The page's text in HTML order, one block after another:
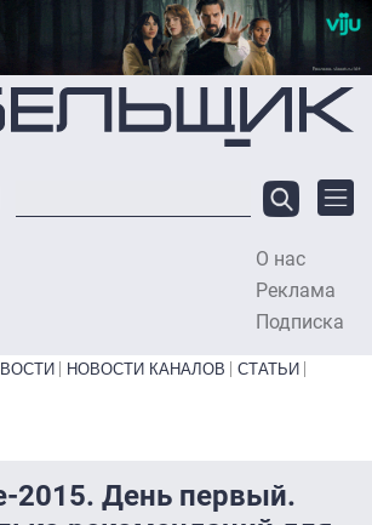
содержанию
О нас
Реклама
Подписка
НОВОСТИ КАНАЛОВ
СТАТЬИ
2015. День первый.